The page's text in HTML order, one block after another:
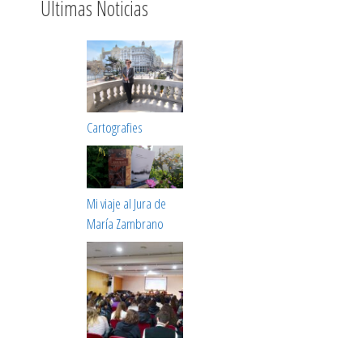
Últimas Noticias
Cartografies
Mi viaje al Jura de
María Zambrano